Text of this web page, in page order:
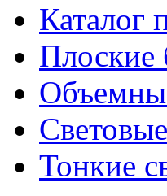
Каталог
Плоские
Тонкие